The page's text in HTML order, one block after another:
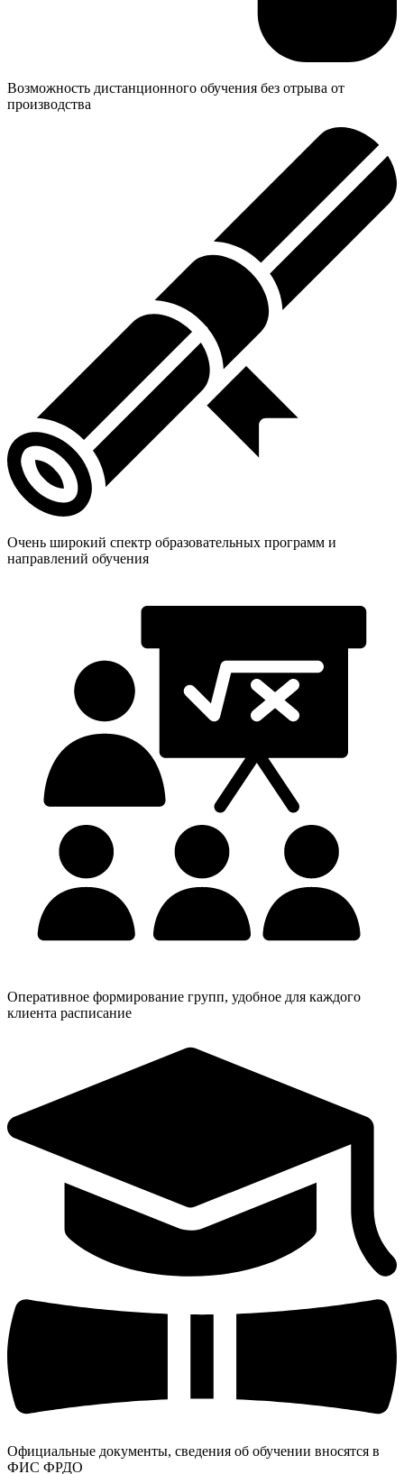
Возможность дистанционного обучения без отрыва от
производства
Очень широкий спектр образовательных программ и
направлений обучения
Оперативное формирование групп, удобное для каждого
клиента расписание
Официальные документы, сведения об обучении вносятся в
ФИС ФРДО